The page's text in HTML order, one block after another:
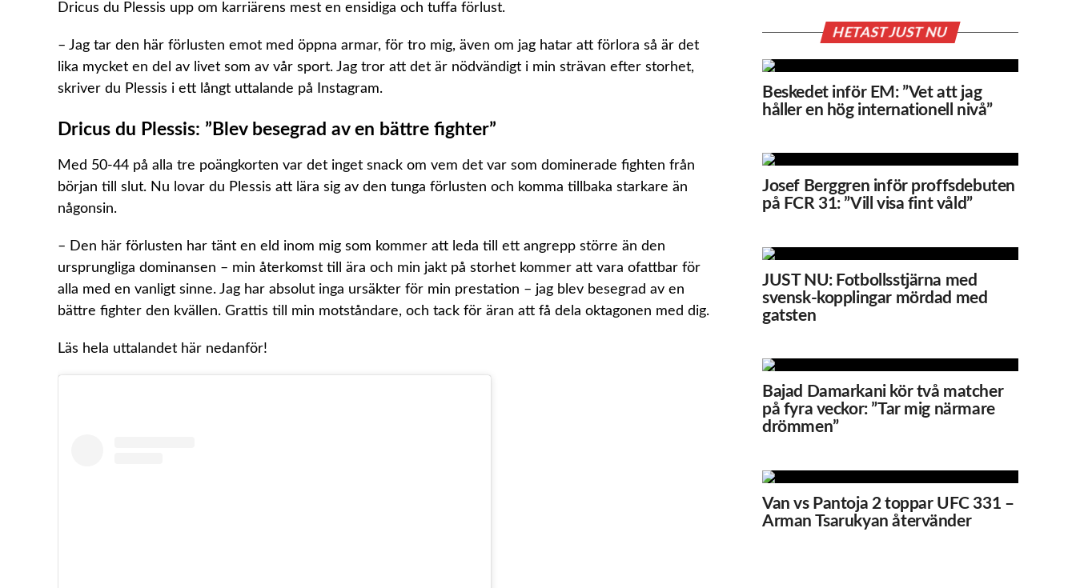
Dricus du Plessis upp om karriärens mest en ensidiga och tuffa förlust.
– Jag tar den här förlusten emot med öppna armar, för tro mig, även om jag hatar att förlora så är det
lika mycket en del av livet som av vår sport. Jag tror att det är nödvändigt i min strävan efter storhet,
skriver du Plessis i ett långt uttalande på Instagram.
Dricus du Plessis: ”Blev besegrad av en bättre fighter”
Med 50-44 på alla tre poängkorten var det inget snack om vem det var som dominerade fighten från
början till slut. Nu lovar du Plessis att lära sig av den tunga förlusten och komma tillbaka starkare än
någonsin.
– Den här förlusten har tänt en eld inom mig som kommer att leda till ett angrepp större än den
ursprungliga dominansen – min återkomst till ära och min jakt på storhet kommer att vara ofattbar för
alla med en vanligt sinne. Jag har absolut inga ursäkter för min prestation – jag blev besegrad av en
bättre fighter den kvällen. Grattis till min motståndare, och tack för äran att få dela oktagonen med dig.
Läs hela uttalandet här nedanför!
HETAST JUST NU
Beskedet inför EM: ”Vet att jag
håller en hög internationell nivå”
Josef Berggren inför proffsdebuten
på FCR 31: ”Vill visa fint våld”
JUST NU: Fotbollsstjärna med
svensk-kopplingar mördad med
gatsten
Bajad Damarkani kör två matcher
på fyra veckor: ”Tar mig närmare
drömmen”
Van vs Pantoja 2 toppar UFC 331 –
Arman Tsarukyan återvänder